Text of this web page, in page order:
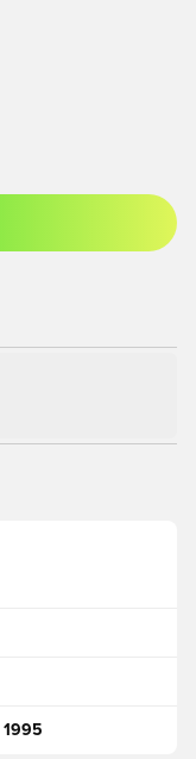
dig som medlem